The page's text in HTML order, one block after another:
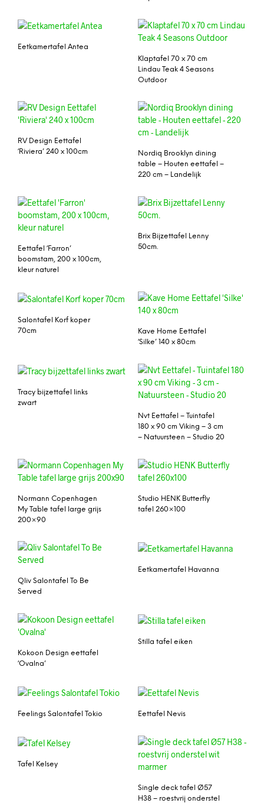
Eetkamertafel Antea
Klaptafel 70 x 70 cm
Lindau Teak 4 Seasons
Outdoor
RV Design Eettafel
‘Riviera’ 240 x 100cm
Nordiq Brooklyn dining
table – Houten eettafel –
220 cm – Landelijk
Eettafel ‘Farron’
boomstam, 200 x 100cm,
kleur naturel
Brix Bijzettafel Lenny
50cm.
Salontafel Korf koper
70cm
Kave Home Eettafel
‘Silke’ 140 x 80cm
Tracy bijzettafel links
zwart
Nvt Eettafel – Tuintafel
180 x 90 cm Viking – 3 cm
– Natuursteen – Studio 20
Normann Copenhagen
My Table tafel large grijs
200×90
Studio HENK Butterfly
tafel 260×100
Qliv Salontafel To Be
Served
Eetkamertafel Havanna
Kokoon Design eettafel
‘Ovalna’
Stilla tafel eiken
Feelings Salontafel Tokio Eettafel Nevis
Tafel Kelsey
Single deck tafel Ø57
H38 – roestvrij onderstel